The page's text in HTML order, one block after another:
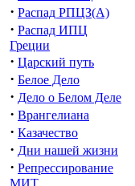
· Распад РПЦЗ(А)
· Распад ИПЦ
Греции
· Царский путь
· Белое Дело
· Дело о Белом Деле
· Врангелиана
· Казачество
· Дни нашей жизни
· Репрессирование
МИТ